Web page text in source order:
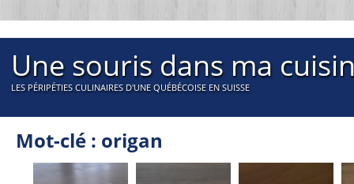
Une souris dans ma
LES PÉRIPÉTIES CULINAIRES D'UNE QUÉBÉCOISE EN SUISSE
Mot-clé : origan